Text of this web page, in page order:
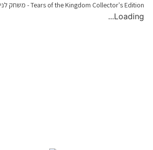
Tears of the Kingdom Collector's Edition - משחק לנינטנדו סוויץ'
Loading...